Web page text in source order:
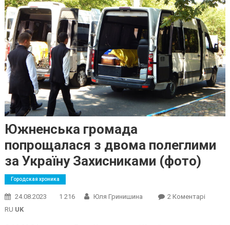
Южненська громада
попрощалася з двома полеглими
за Україну Захисниками (фото)
Городская хроника
24.08.2023 1 216 Юля Гринишина 2 КоментаріДо
RU UK